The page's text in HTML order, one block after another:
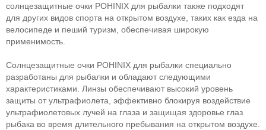
солнцезащитные очки POHINIX для рыбалки также подходят
для других видов спорта на открытом воздухе, таких как езда на
велосипеде и пеший туризм, обеспечивая широкую
применимость.
Солнцезащитные очки POHINIX для рыбалки специально
разработаны для рыбалки и обладают следующими
характеристиками. Линзы обеспечивают высокий уровень
защиты от ультрафиолета, эффективно блокируя воздействие
ультрафиолетовых лучей на глаза и защищая здоровье глаз
рыбака во время длительного пребывания на открытом воздухе.